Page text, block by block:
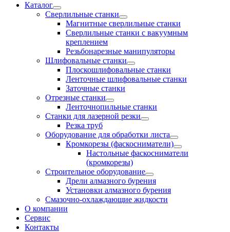
Каталог
Сверлильные станки
Магнитные сверлильные станки
Сверлильные станки с вакуумным
креплением
Резьбонарезные манипуляторы
Шлифовальные станки
Плоскошлифовальные станки
Ленточные шлифовальные станки
Заточные станки
Отрезные станки
Ленточнопильные станки
Станки для лазерной резки
Резка труб
Оборудование для обработки листа
Кромкорезы (фаскосниматели)
Настольные фаскосниматели
(кромкорезы)
Строительное оборудование
Дрели алмазного бурения
Установки алмазного бурения
Смазочно-охлаждающие жидкости
О компании
Сервис
Контакты